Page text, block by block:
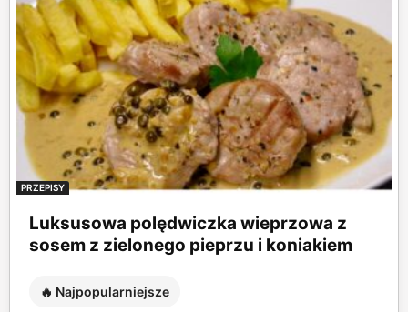
PRZEPISY
Luksusowa polędwiczka wieprzowa z
sosem z zielonego pieprzu i koniakiem
🔥 Najpopularniejsze